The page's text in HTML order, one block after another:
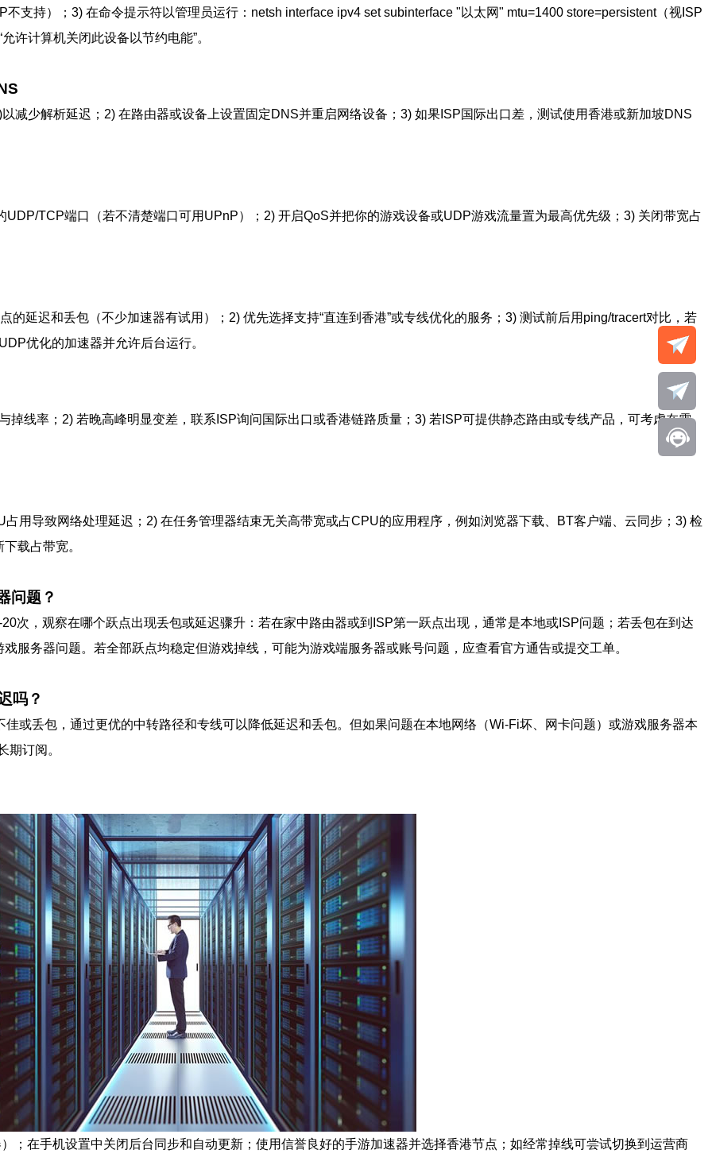
支持）；3) 在命令提示符以管理员运行：netsh interface ipv4 set subinterface "以太网" mtu=1400 store=persistent（视ISP
许计算机关闭此设备以节约电能”。
减少解析延迟；2) 在路由器或设备上设置固定DNS并重启网络设备；3) 如果ISP国际出口差，测试使用香港或新加坡DNS
TCP端口（若不清楚端口可用UPnP）；2) 开启QoS并把你的游戏设备或UDP游戏流量置为最高优先级；3) 关闭带宽占
延迟和丢包（不少加速器有试用）；2) 优先选择支持“直连到香港”或专线优化的服务；3) 测试前后用ping/tracert对比，若
优化的加速器并允许后台运行。
掉线率；2) 若晚高峰明显变差，联系ISP询问国际出口或香港链路质量；3) 若ISP可提供静态路由或专线产品，可考虑在需
用导致网络处理延迟；2) 在任务管理器结束无关高带宽或占CPU的应用程序，例如浏览器下载、BT客户端、云同步；3) 检
载占带宽。
问题？
次，观察在哪个跃点出现丢包或延迟骤升：若在家中路由器或到ISP第一跃点出现，通常是本地或ISP问题；若丢包在到达
服务器问题。若全部跃点均稳定但游戏掉线，可能为游戏端服务器或账号问题，应查看官方通告或提交工单。
吗？
或丢包，通过更优的中转路径和专线可以降低延迟和丢包。但如果问题在本地网络（Wi‑Fi坏、网卡问题）或游戏服务器本
期订阅。
；在手机设置中关闭后台同步和自动更新；使用信誉良好的手游加速器并选择香港节点；如经常掉线可尝试切换到运营商